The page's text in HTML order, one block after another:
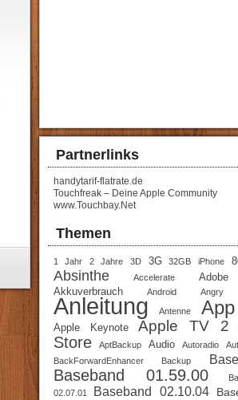
Partnerlinks
handytarif-flatrate.de
Touchfreak – Deine Apple Community
www.Touchbay.Net
Themen
1 Jahr 2 Jahre 3D 3G 32GB iPhone
Absinthe Accelerate Adobe
Akkuverbrauch Android Angry
Anleitung Antenne App
Apple Keynote Apple TV 2
Store
AptBackup Audio Autoradio
BackForwardEnhancer
Backup
Baseband 01.59.00
02.07.01
Baseband 02.10.04